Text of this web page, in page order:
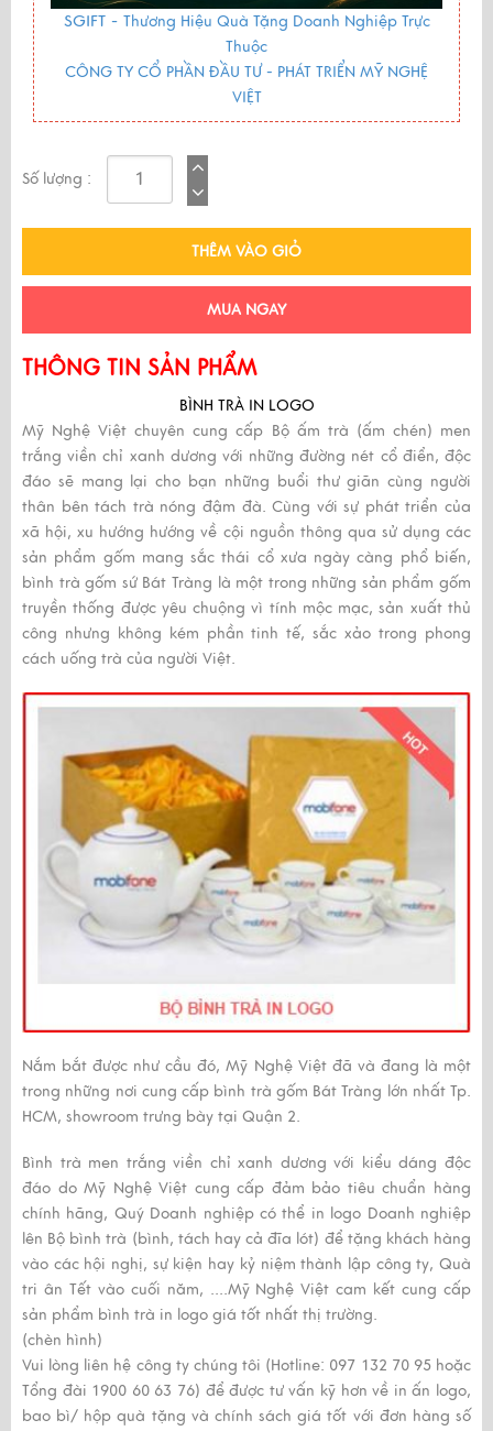
SGIFT - Thương Hiệu Quà Tặng Doanh Nghiệp Trực
Thuộc
CÔNG TY CỔ PHẦN ĐẦU TƯ - PHÁT TRIỂN MỸ NGHỆ
VIỆT
Số lượng :
THÊM VÀO GIỎ
MUA NGAY
THÔNG TIN SẢN PHẨM
BÌNH TRÀ IN LOGO
Mỹ Nghệ Việt chuyên cung cấp Bộ ấm trà (ấm chén) men
trắng viền chỉ xanh dương với những đường nét cổ điển, độc
đáo sẽ mang lại cho bạn những buổi thư giãn cùng người
thân bên tách trà nóng đậm đà. Cùng với sự phát triển của
xã hội, xu hướng hướng về cội nguồn thông qua sử dụng các
sản phẩm gốm mang sắc thái cổ xưa ngày càng phổ biến,
bình trà gốm sứ Bát Tràng là một trong những sản phẩm gốm
truyền thống được yêu chuộng vì tính mộc mạc, sản xuất thủ
công nhưng không kém phần tinh tế, sắc xảo trong phong
cách uống trà của người Việt.
Nắm bắt được như cầu đó, Mỹ Nghệ Việt đã và đang là một
trong những nơi cung cấp bình trà gốm Bát Tràng lớn nhất Tp.
HCM, showroom trưng bày tại Quận 2.
Bình trà men trắng viền chỉ xanh dương với kiểu dáng độc
đáo do Mỹ Nghệ Việt cung cấp đảm bảo tiêu chuẩn hàng
chính hãng, Quý Doanh nghiệp có thể in logo Doanh nghiệp
lên Bộ bình trà (bình, tách hay cả đĩa lót) để tặng khách hàng
vào các hội nghị, sự kiện hay kỷ niệm thành lập công ty, Quà
tri ân Tết vào cuối năm, ....Mỹ Nghệ Việt cam kết cung cấp
sản phẩm bình trà in logo giá tốt nhất thị trường.
(chèn hình)
Vui lòng liên hệ công ty chúng tôi (Hotline: 097 132 70 95 hoặc
Tổng đài 1900 60 63 76) để được tư vấn kỹ hơn về in ấn logo,
bao bì/ hộp quà tặng và chính sách giá tốt với đơn hàng số